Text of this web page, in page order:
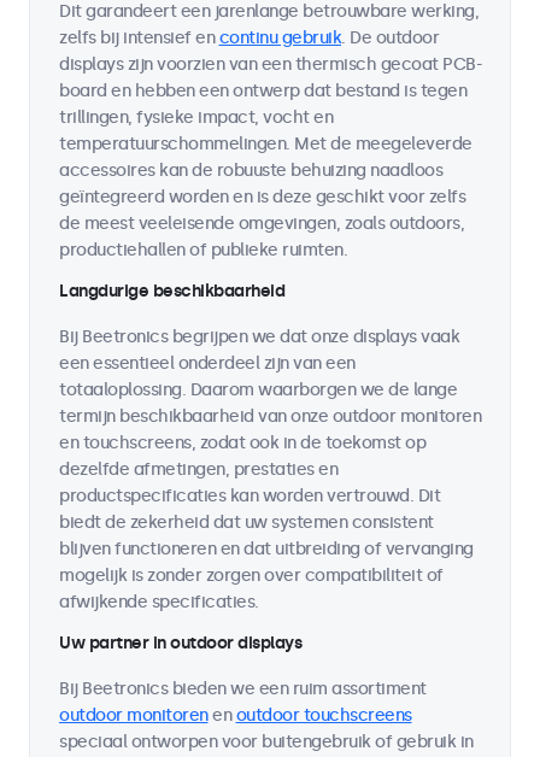
Dit garandeert een jarenlange betrouwbare werking,
zelfs bij intensief encontinu gebruik. De outdoor
displays zijn voorzien van een thermisch gecoat PCB-
board en hebben een ontwerp dat bestand is tegen
trillingen, fysieke impact, vocht en
temperatuurschommelingen. Met de meegeleverde
accessoires kan de robuuste behuizing naadloos
geïntegreerd worden en is deze geschikt voor zelfs
de meest veeleisende omgevingen, zoals outdoors,
productiehallen of publieke ruimten.
Langdurige beschikbaarheid
Bij Beetronics begrijpen we dat onze displays vaak
een essentieel onderdeel zijn van een
totaaloplossing. Daarom waarborgen we de lange
termijn beschikbaarheid van onze outdoor monitoren
en touchscreens, zodat ook in de toekomst op
dezelfde afmetingen, prestaties en
productspecificaties kan worden vertrouwd. Dit
biedt de zekerheid dat uw systemen consistent
blijven functioneren en dat uitbreiding of vervanging
mogelijk is zonder zorgen over compatibiliteit of
afwijkende specificaties.
Uw partner in outdoor displays
Bij Beetronics bieden we een ruim assortiment
outdoor monitorenenoutdoor touchscreens
speciaal ontworpen voor buitengebruik of gebruik in